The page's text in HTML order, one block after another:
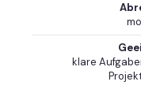
klare